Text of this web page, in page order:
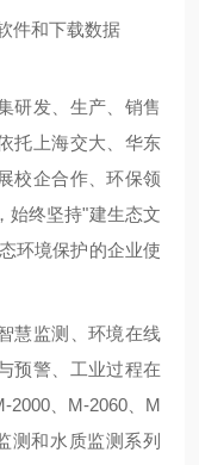
件和下载数据
研发、生产、销售
托上海交大、华东
校企合作、环保领
始终坚持"建生态文
环境保护的企业使
慧监测、环境在线
预警、工业过程在
2000、M-2060、M
测和水质监测系列